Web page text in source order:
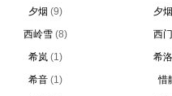
夕烟 (9)
夕
西岭雪 (8)
西
希岚 (1)
希
希音 (1)
惜